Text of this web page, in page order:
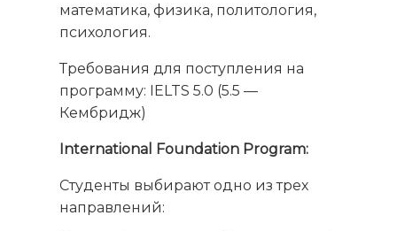
математика, физика, политология,
психология.
Требования для поступления на
программу: IELTS 5.0 (5.5 —
Кембридж)
International Foundation Program:
Студенты выбирают одно из трех
направлений: